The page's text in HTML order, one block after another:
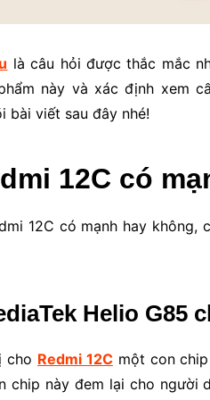
là câu hỏi được thắc mắc
này và xác định xem
bài viết sau đây nhé!
12C có
12C có mạnh hay
Helio G85
cho Redmi 12Cmột con chip
chip này đem lại cho